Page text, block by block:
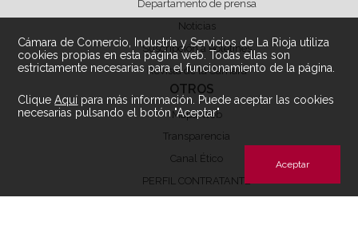
Cámara de Comercio, Industria y Servicios de La Rioja utiliza
cookies propias en esta página web. Todas ellas son
estrictamente necesarias para el funcionamiento de la página.
CliqueAquí para más información. Puede aceptar las cookies
necesarias pulsando el botón "Aceptar"
Aceptar
Departamento de prensa
Noticias
Suscripción a Boletínes
Revista de la Cámara
OTROS
Mapa Web
Transparencia
Canal Ético
PERFIL CONTRATANTE